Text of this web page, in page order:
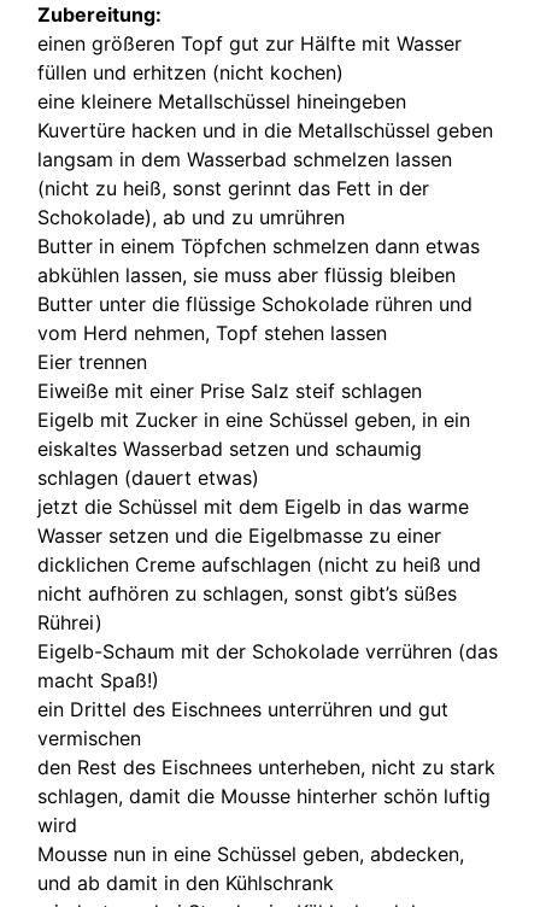
Zubereitung:
einen größeren Topf gut zur Hälfte mit Wasser
füllen und erhitzen (nicht kochen)
eine kleinere Metallschüssel hineingeben
Kuvertüre hacken und in die Metallschüssel geben
langsam in dem Wasserbad schmelzen lassen
(nicht zu heiß, sonst gerinnt das Fett in der
Schokolade), ab und zu umrühren
Butter in einem Töpfchen schmelzen dann etwas
abkühlen lassen, sie muss aber flüssig bleiben
Butter unter die flüssige Schokolade rühren und
vom Herd nehmen, Topf stehen lassen
Eier trennen
Eiweiße mit einer Prise Salz steif schlagen
Eigelb mit Zucker in eine Schüssel geben, in ein
eiskaltes Wasserbad setzen und schaumig
schlagen (dauert etwas)
jetzt die Schüssel mit dem Eigelb in das warme
Wasser setzen und die Eigelbmasse zu einer
dicklichen Creme aufschlagen (nicht zu heiß und
nicht aufhören zu schlagen, sonst gibt’s süßes
Rührei)
Eigelb-Schaum mit der Schokolade verrühren (das
macht Spaß!)
ein Drittel des Eischnees unterrühren und gut
vermischen
den Rest des Eischnees unterheben, nicht zu stark
schlagen, damit die Mousse hinterher schön luftig
wird
Mousse nun in eine Schüssel geben, abdecken,
und ab damit in den Kühlschrank